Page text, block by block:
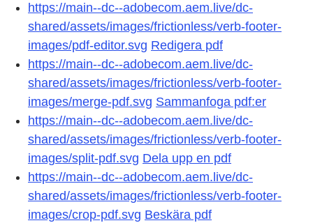
https://main--dc--adobecom.aem.live/dc-
shared/assets/images/frictionless/verb-footer-
images/pdf-editor.svg Redigera pdf
https://main--dc--adobecom.aem.live/dc-
shared/assets/images/frictionless/verb-footer-
images/merge-pdf.svg Sammanfoga pdf:er
https://main--dc--adobecom.aem.live/dc-
shared/assets/images/frictionless/verb-footer-
images/split-pdf.svg Dela upp en pdf
https://main--dc--adobecom.aem.live/dc-
shared/assets/images/frictionless/verb-footer-
images/crop-pdf.svg Beskära pdf